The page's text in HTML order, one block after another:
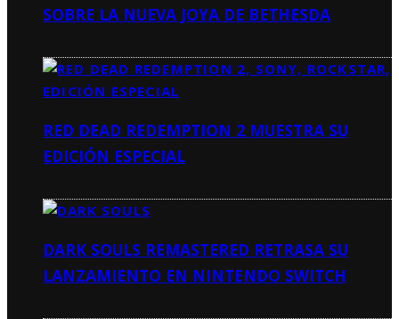
SOBRE LA NUEVA JOYA DE BETHESDA
RED DEAD REDEMPTION 2 MUESTRA SU
EDICIÓN ESPECIAL
DARK SOULS REMASTERED RETRASA SU
LANZAMIENTO EN NINTENDO SWITCH